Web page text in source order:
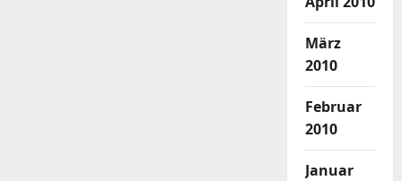
März
2010
Februar
2010
Januar